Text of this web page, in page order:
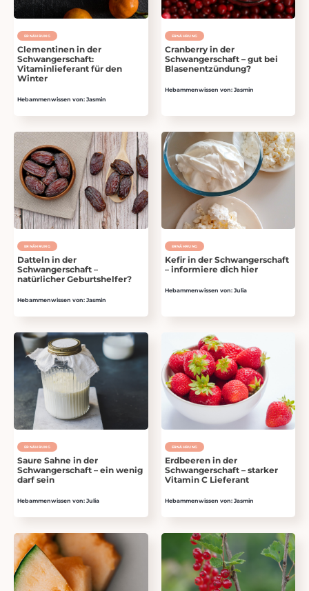
ERNÄHRUNG
Clementinen in der
Schwangerschaft:
Vitaminlieferant für den
Winter
Hebammenwissen von: Jasmin
ERNÄHRUNG
Cranberry in der
Schwangerschaft – gut bei
Blasenentzündung?
Hebammenwissen von: Jasmin
ERNÄHRUNG
Datteln in der
Schwangerschaft –
natürlicher Geburtshelfer?
Hebammenwissen von: Jasmin
ERNÄHRUNG
Kefir in der Schwangerschaft
– informiere dich hier
Hebammenwissen von: Julia
ERNÄHRUNG
Saure Sahne in der
Schwangerschaft – ein wenig
darf sein
Hebammenwissen von: Julia
ERNÄHRUNG
Erdbeeren in der
Schwangerschaft – starker
Vitamin C Lieferant
Hebammenwissen von: Jasmin